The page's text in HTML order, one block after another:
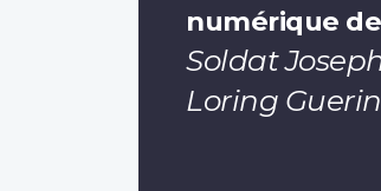
numérique de
Soldat
Loring Guerin